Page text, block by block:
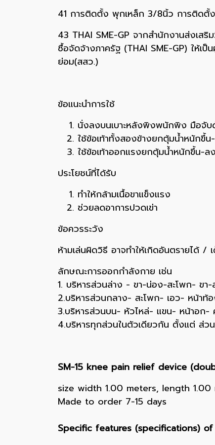
41 การติดตั้ง พุกเหล็ก 3/8นิ้ว การติด
43 THAI SME-GP จากสำนักงานส่งเสริ
ซื้อจัดจ้างภาครัฐ (THAI SME-GP) ให้เ
ย่อม(สสว.)
ข้อแนะนำการใช้
นั่งลงบนเบาะหลังพิงพนักพิง มือจับ
ใช้ข้อเท้าทั้งสองข้างยกตุ้มน้ำหนักขึ้
ใช้ข้อเท้าออกแรงยกตุ้มน้ำหนักขึ้น-
ประโยชน์ที่ได้รับ
ทำให้กล้ามเนื้อขาแข็งแรง
ช่วยลดอาการปวดเข่า
ข้อควรระวัง
ห้ามเล่นผิดวิธี อาจทำให้เกิดอันตรายได้
ลักษณะการออกกำลังกาย เช่น
1. บริหารส่วนล่าง - ขา-น่อง-สะโพก- ขา
2.บริหารส่วนกลาง- สะโพก- เอว- หน้าท้
3.บริหารส่วนบน- หัวไหล่- แขน- หน้าอก
4.บริหารทุกส่วนในตัวเดียวกัน ตั้งแต่ ส่
SM-15 knee pain relief device
size width 1.00 meters, length
Made to order 7-15 days
Specific features (specifications)